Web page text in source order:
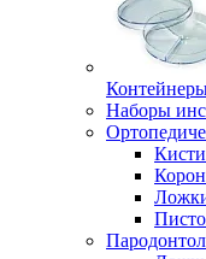
Наборы